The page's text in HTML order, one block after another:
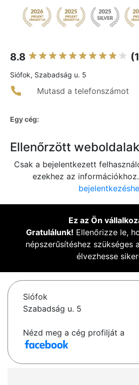
8.8
Siófok, Szabadság u. 5
Mutasd a telefonszámot
Egy cég:
Ellenőrzött weboldalak
Csak a bejelentkezett
ezekhez az információkhoz.
Ez az Ön
Gratulálunk! Ellenőrizze le,
népszerűsítéshez szükséges
élvezhesse
Siófok
Szabadság u. 5
Nézd meg a cég profilját a